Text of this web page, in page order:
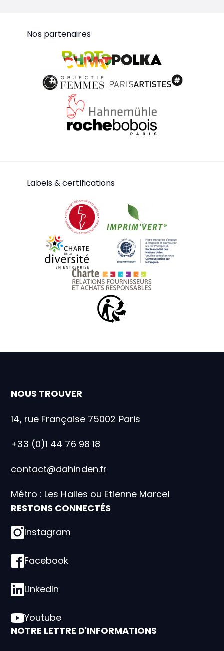
Nos partenaires
PhotoclimatPolka
Objectif FemmesParisArtistes
Hahnemühle
RocheBobois
Labels & certifications
Entreprise du patrimoine vivant
Imprim'vert
Charte de la diversitéUN Global
Charte relations
Triman
NOUS TROUVER
14, rue Française 75002 Paris
+33 (0)1 44 76 98 18
contact@dahinden.fr
Métro : Les Halles ou Etienne Marcel
RESTONS CONNECTÉS
Instagram
Facebook
LinkedIn
Youtube
NOTRE LETTRE D'INFORMATIONS